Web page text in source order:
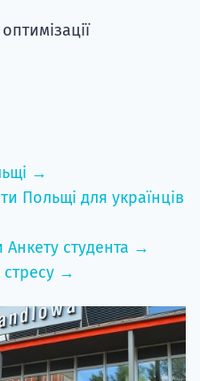
→
Польщі для українців
студента →
стресу →